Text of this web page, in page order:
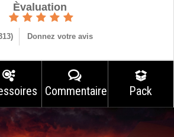
Èvaluation
) Donnez votre avis
Commentaires Pack